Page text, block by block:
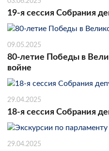
19-я сессия Собрания
09.05.2025
80-летие Победы в
войне
29.04.2025
18-я сессия Собрания
29.04.2025